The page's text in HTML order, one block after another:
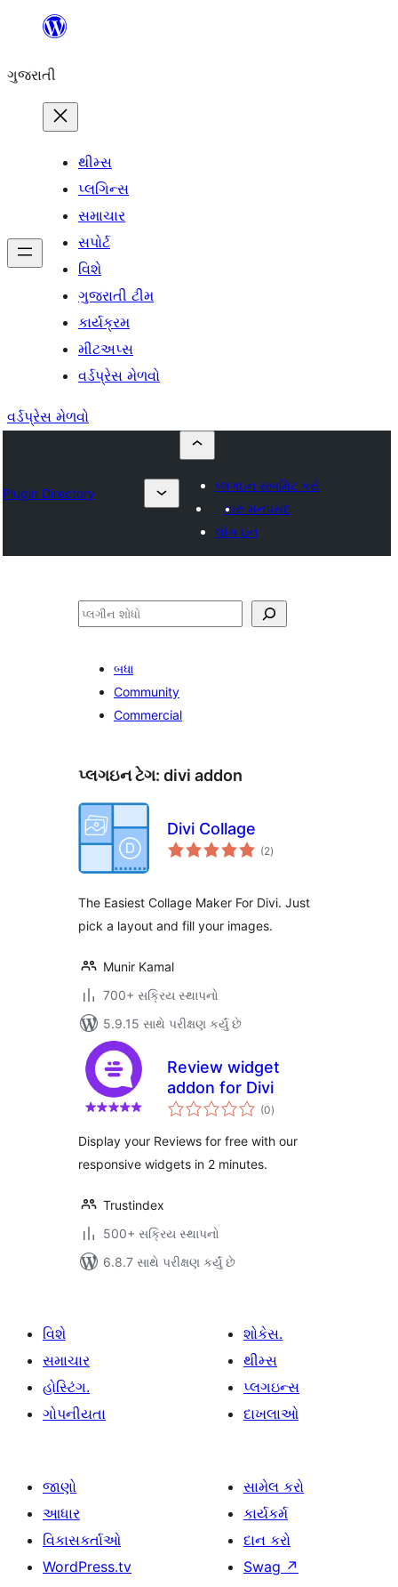
કંટેન્ટ(લખાણ)
જાઓ
ગુજરાતી
થીમ્સ
પ્લગિન્સ
સમાચાર
સપોર્ટ
વિશે
ગુજરાતી ટીમ
કાર્યક્રમ
મીટઅપ્સ
વર્ડપ્રેસ મેળવો
વર્ડપ્રેસ મેળવો
Plugin Directory
પ્લગઇન સબમિટ કરો
મારું મનપસંદ
લોગ ઇન
શોધો
બધા
Community
Commercial
પ્લગઇન ટેગ: divi addon
Divi Collage
(2કુલ
રેટિંગ્સ
)
The Easiest Collage Maker For Divi. Just
pick a layout and fill your images.
Munir Kamal
700+ સક્રિય સ્થાપનો
5.9.15 સાથે પરીક્ષણ કર્યું છે
Review widget
addon for Divi
(0કુલ
રેટિંગ્સ
)
Display your Reviews for free with our
responsive widgets in 2 minutes.
Trustindex
500+ સક્રિય સ્થાપનો
6.8.7 સાથે પરીક્ષણ કર્યું છે
વિશે
સમાચાર
હોસ્ટિંગ.
ગોપનીયતા
શોકેસ.
થીમ્સ
પ્લગઇન્સ
દાખલાઓ
જાણો
આધાર
વિકાસકર્તાઓ
WordPress.tv
સામેલ કરો
કાર્યકર્મ
દાન કરો
Swag ↗